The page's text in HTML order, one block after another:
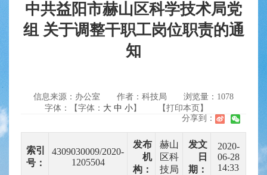
信息公开 政务服务
中共益阳市赫山区科学技术局党
组 关于调整干职工岗位职责的通
知
信息来源：办公室 作者：科技局 浏览量： 1078
字体：【字体： 大 中 小】
【打印本页】
分享到：
索引
号：
4309030009/2020-
1205504
发布
机
构：
赫山
区科
技局
发文
日
期：
2020-
06-28
14:33